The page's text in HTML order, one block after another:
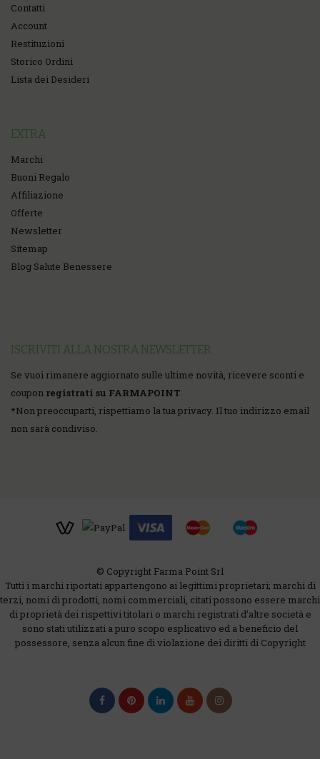
Contatti
Account
Restituzioni
Storico Ordini
Lista dei Desideri
EXTRA
Marchi
Buoni Regalo
Affiliazione
Offerte
Newsletter
Sitemap
Blog Salute Benessere
ISCRIVITI ALLA NOSTRA NEWSLETTER
Se vuoi rimanere aggiornato sulle ultime novità, ricevere sconti e
coupon registrati su FARMAPOINT.
*Non preoccuparti, rispettiamo la tua privacy. Il tuo indirizzo email
non sarà condiviso.
© Copyright Farma Point Srl
Tutti i marchi riportati appartengono ai legittimi proprietari; marchi di
terzi, nomi di prodotti, nomi commerciali, citati possono essere marchi
di proprietà dei rispettivi titolari o marchi registrati d’altre società e
sono stati utilizzati a puro scopo esplicativo ed a beneficio del
possessore, senza alcun fine di violazione dei diritti di Copyright